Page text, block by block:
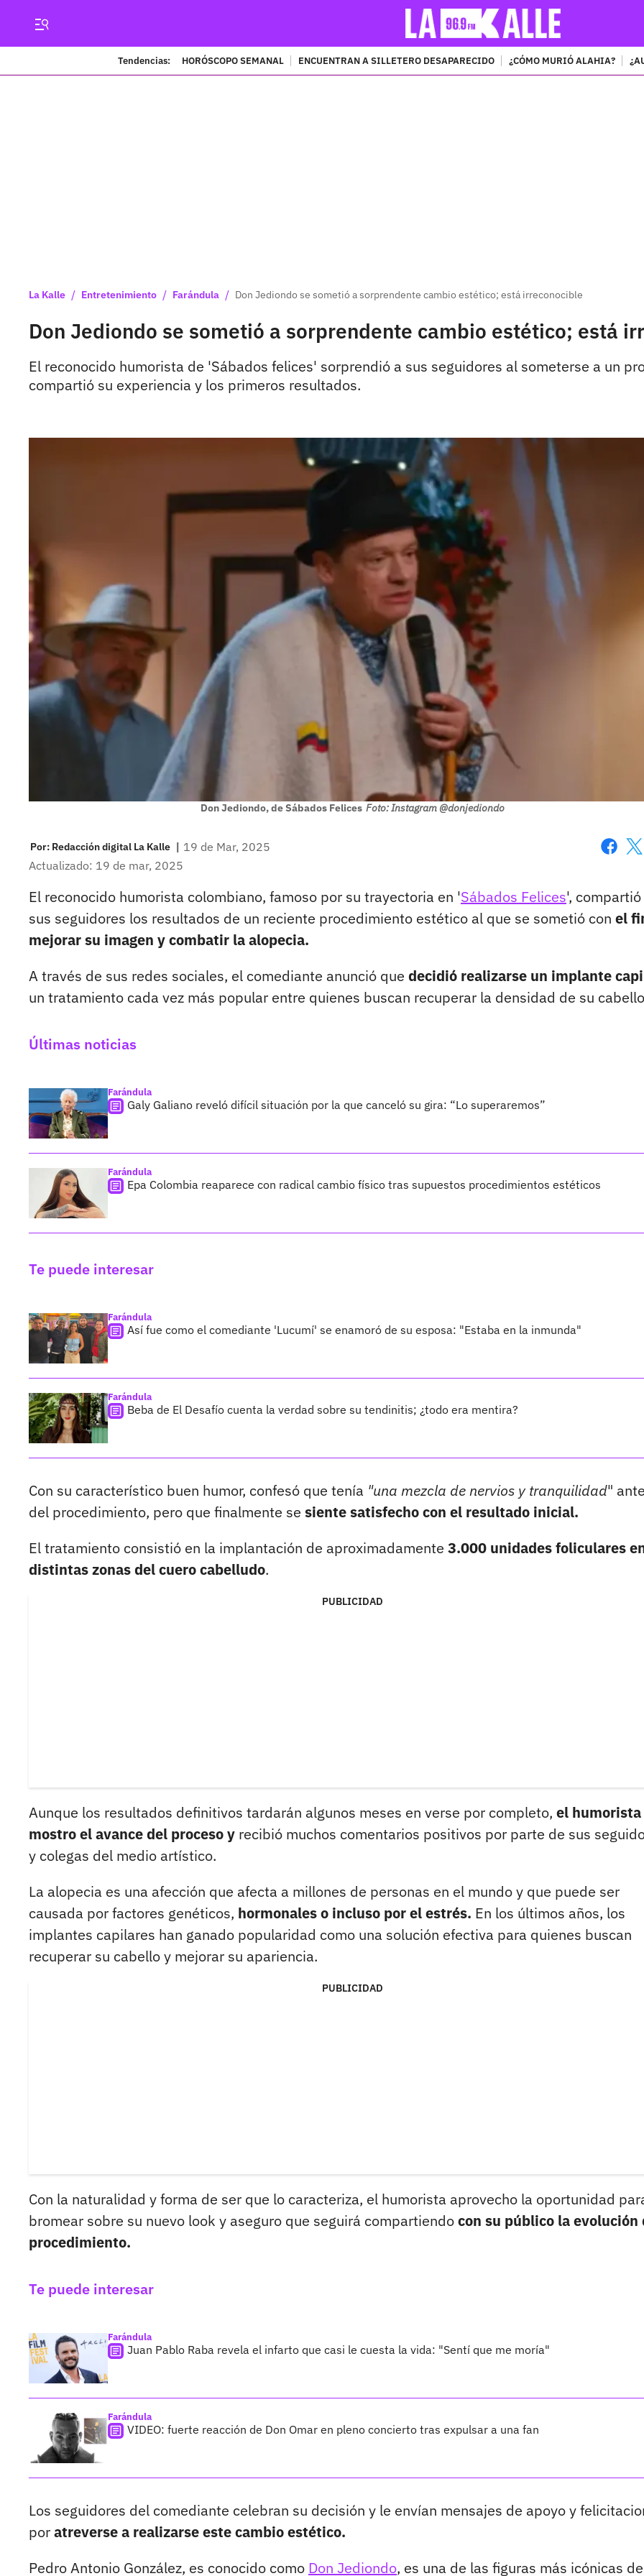
Tendencias: HORÓSCOPO SEMANAL ENCUENTRAN A SILLETERO DESAPARECIDO ¿CÓMO MURIÓ ALAHIA?
La Kalle / Entretenimiento / Farándula / Don Jediondo se sometió a sorprendente cambio estético; está irreconocible
Don Jediondo se sometió a sorprendente cambio estético; está
El reconocido humorista de 'Sábados felices' sorprendió a sus seguidores al someterse a un
compartió su experiencia y los primeros resultados.
Don Jediondo, de Sábados Felices Foto: Instagram @donjediondo
Por: Redacción digital La Kalle | 19 de Mar, 2025
Actualizado: 19 de mar, 2025
El reconocido humorista colombiano, famoso por su trayectoria en 'Sábados Felices',
sus seguidores los resultados de un reciente procedimiento estético al que se sometió con el
mejorar su imagen y combatir la alopecia.
A través de sus redes sociales, el comediante anunció que decidió realizarse un implante
un tratamiento cada vez más popular entre quienes buscan recuperar la densidad de su
Últimas noticias
Farándula
Galy Galiano reveló difícil situación por la que canceló su gira: “Lo superaremos”
Farándula
Epa Colombia reaparece con radical cambio físico tras supuestos procedimientos estéticos
Te puede interesar
Farándula
Así fue como el comediante 'Lucumí' se enamoró de su esposa: "Estaba en la inmunda"
Farándula
Beba de El Desafío cuenta la verdad sobre su tendinitis; ¿todo era mentira?
Con su característico buen humor, confesó que tenía "una mezcla de nervios y tranquilidad"
del procedimiento, pero que finalmente se siente satisfecho con el resultado inicial.
El tratamiento consistió en la implantación de aproximadamente 3.000 unidades foliculares
distintas zonas del cuero cabelludo.
PUBLICIDAD
Aunque los resultados definitivos tardarán algunos meses en verse por completo, el humorista
mostro el avance del proceso y recibió muchos comentarios positivos por parte de sus
y colegas del medio artístico.
La alopecia es una afección que afecta a millones de personas en el mundo y que puede ser
causada por factores genéticos, hormonales o incluso por el estrés. En los últimos años, los
implantes capilares han ganado popularidad como una solución efectiva para quienes buscan
recuperar su cabello y mejorar su apariencia.
PUBLICIDAD
Con la naturalidad y forma de ser que lo caracteriza, el humorista aprovecho la oportunidad
bromear sobre su nuevo look y aseguro que seguirá compartiendocon su público la evolución
procedimiento.
Te puede interesar
Farándula
Juan Pablo Raba revela el infarto que casi le cuesta la vida: "Sentí que me moría"
Farándula
VIDEO: fuerte reacción de Don Omar en pleno concierto tras expulsar a una fan
Los seguidores del comediante celebran su decisión y le envían mensajes de apoyo y
poratreverse a realizarse este cambio estético.
Pedro Antonio González, es conocido como Don Jediondo, es una de las figuras más icónicas de